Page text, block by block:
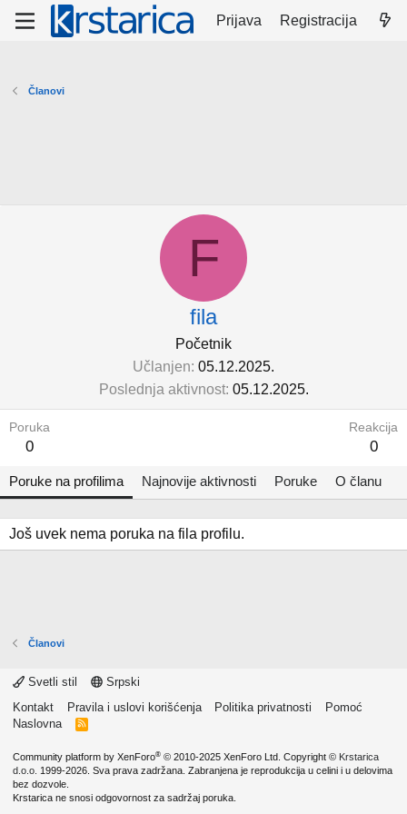
Prijava Registracija
Članovi
F
fila
Početnik
Učlanjen 05.12.2025.
Poslednja aktivnost 05.12.2025.
Poruka
0
Reakcija
0
Poruke na profilima Najnovije aktivnosti Poruke O članu
Još uvek nema poruka na fila profilu.
Članovi
Svetli stil
Srpski
Kontakt
Pravila i uslovi korišćenja Politika privatnosti
Pomoć
Naslovna
R
Community platform by XenForo® © 2010-2025 XenForo Ltd. Copyright © Krstarica
d.o.o. 1999-2026. Sva prava zadržana. Zabranjena je reprodukcija u celini i u delovima
bez dozvole.
Krstarica ne snosi odgovornost za sadržaj poruka.